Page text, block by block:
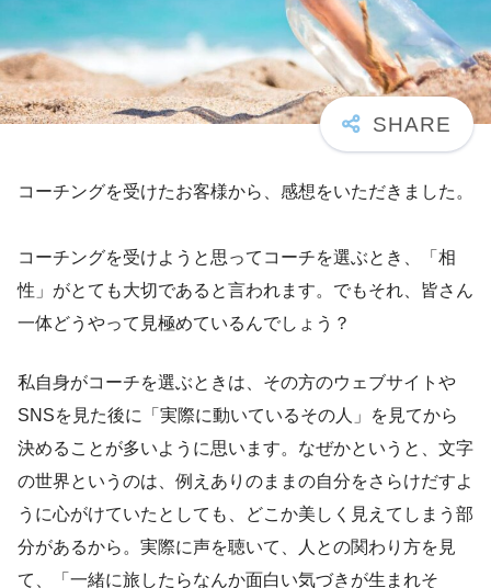
コーチングを受けたお客様から、感想をいただきました。
コーチングを受けようと思ってコーチを選ぶとき、「相
性」がとても大切であると言われます。でもそれ、皆さん
一体どうやって見極めているんでしょう？
私自身がコーチを選ぶときは、その方のウェブサイトや
SNSを見た後に「実際に動いているその人」を見てから
決めることが多いように思います。なぜかというと、文字
の世界というのは、例えありのままの自分をさらけだすよ
うに心がけていたとしても、どこか美しく見えてしまう部
分があるから。実際に声を聴いて、人との関わり方を見
て、「一緒に旅したらなんか面白い気づきが生まれそ